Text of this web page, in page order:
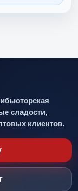
сладости,
клиентов.